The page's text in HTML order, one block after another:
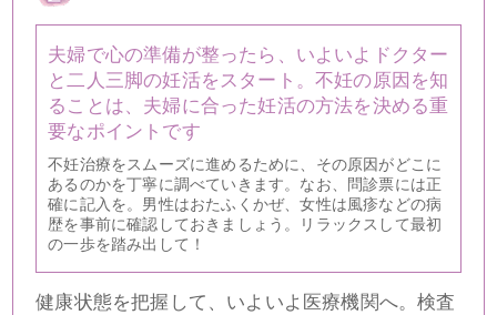
夫婦で心の準備が整ったら、いよいよドクター
と二人三脚の妊活をスタート。不妊の原因を知
ることは、夫婦に合った妊活の方法を決める重
要なポイントです
不妊治療をスムーズに進めるために、その原因がどこに
あるのかを丁寧に調べていきます。なお、問診票には正
確に記入を。男性はおたふくかぜ、女性は風疹などの病
歴を事前に確認しておきましょう。リラックスして最初
の一歩を踏み出して！
健康状態を把握して、いよいよ医療機関へ。検査